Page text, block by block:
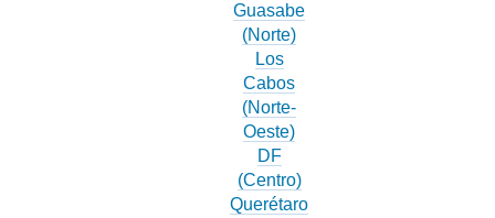
Guasabe
(Norte)
Los
Cabos
(Norte-
Oeste)
DF
(Centro)
Querétaro